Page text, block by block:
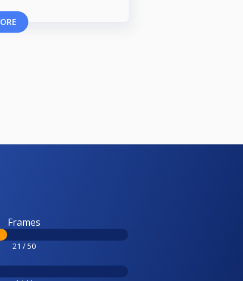
Frames
21 / 50